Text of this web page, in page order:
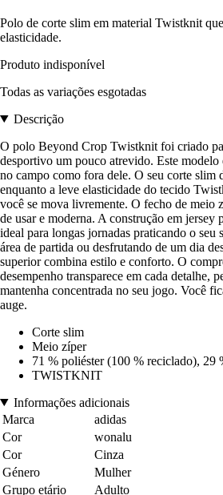
Polo de corte slim em material Twistknit
elasticidade.
Produto indisponível
Todas as variações esgotadas
Descrição
O polo Beyond Crop Twistknit foi criado
desportivo um pouco atrevido. Este modelo
no campo como fora dele. O seu corte slim
enquanto a leve elasticidade do tecido
você se mova livremente. O fecho de meio
de usar e moderna. A construção em jersey
ideal para longas jornadas praticando o seu
área de partida ou desfrutando de um dia
superior combina estilo e conforto. O
desempenho transparece em cada detalhe,
mantenha concentrada no seu jogo. Você
auge.
Corte slim
Meio zíper
71 % poliéster (100 % reciclado), 29
TWISTKNIT
Informações adicionais
Marca
adidas
Cor
wonalu
Cor
Cinza
Género
Mulher
Grupo etário
Adulto